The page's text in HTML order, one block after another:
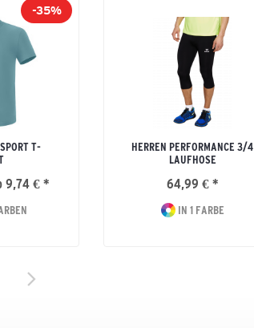
-35%
T-
9,74 € *
HERREN PERFORMANCE 3/4
LAUFHOSE
64,99 € *
IN 1 FARBE